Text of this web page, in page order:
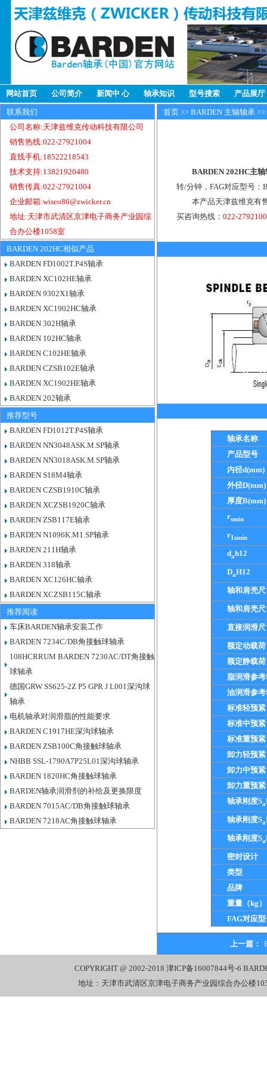
网站首页 公司简介 新闻中 心 轴承知识 型号搜索 产品展厅
联系我们
公司名称:天津兹维克传动科技有限公司
销售热线:022-27921004
直线手机:18522218543
技术支持:13821920480
销售传真:022-27921004
企业邮箱:wiseo86@zwicker.cn
地址:天津市武清区京津电子商务产业园综
合办公楼1058室
BARDEN 202HC相似产品
BARDEN FD1002T.P4S轴承
BARDEN XC102HE轴承
BARDEN 9302X1轴承
BARDEN XC1902HC轴承
BARDEN 302H轴承
BARDEN 102HC轴承
BARDEN C102HE轴承
BARDEN CZSB102E轴承
BARDEN XC1902HE轴承
BARDEN 202轴承
推荐型号
BARDEN FD1012T.P4S轴承
BARDEN NN3048ASK.M.SP轴承
BARDEN NN3018ASK.M.SP轴承
BARDEN S18M4轴承
BARDEN CZSB1910C轴承
BARDEN XCZSB1920C轴承
BARDEN ZSB117E轴承
BARDEN N1096K.M1.SP轴承
BARDEN 211H轴承
BARDEN 318轴承
BARDEN XC126HC轴承
BARDEN XCZSB115C轴承
推荐阅读
车床BARDEN轴承安装工作
BARDEN 7234C/DB角接触球轴承
108HCRRUM BARDEN 7230AC/DT角接触
球轴承
德国GRW SS625-2Z P5 GPR J L001深沟球
轴承
电机轴承对润滑脂的性能要求
BARDEN C1917HE深沟球轴承
BARDEN ZSB100C角接触球轴承
NHBB SSL-1790A7P25L01深沟球轴承
BARDEN 1820HC角接触球轴承
BARDEN轴承润滑剂的补给及更换限度
BARDEN 7015AC/DB角接触球轴承
BARDEN 7218AC角接触球轴承
首页 >> BARDEN 主轴轴承
BARDEN 202HC主轴
转/分钟，FAG对应型号：
本产品天津兹维克有
买咨询热线：022-
轴承名称
产品型号
内径d(mm)
外径D(mm)
厚度B(mm)
rsmin
r1smin
dah12
DaH12
轴和肩壳
轴和肩壳
直接润滑
额定动载
额定静载
脂润滑参
油润滑参
标准轻预
标准中预
标准重预
卸力轻预
卸力中预
卸力重预
轴承刚度Sa
轴承刚度Sa
轴承刚度Sa
密封设计
类型
品牌
重量（kg）
FAG对应
上一篇：
COPYRIGHT @ 2002-2018津ICP备16007844号-6
地址：天津市武清区京津电子商务产业园综合办公